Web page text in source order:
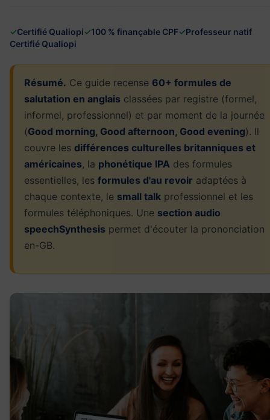
✓Certifié Qualiopi✓100 % finançable CPF✓Professeur natif
Certifié Qualiopi
Résumé. Ce guide recense 60+ formules de
salutation en anglais classées par registre (formel,
informel, professionnel) et par moment de la journée
(Good morning, Good afternoon, Good evening). Il
couvre les différences culturelles britanniques et
américaines, la phonétique IPA des formules
essentielles, les formules d'au revoir adaptées à
chaque contexte, le small talk professionnel et les
formules téléphoniques. Une section audio
speechSynthesis permet d'écouter la prononciation
en-GB.